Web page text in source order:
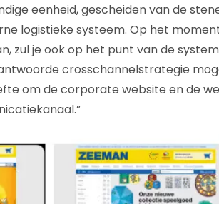
eenheid, gescheiden van de
logistieke systeem. Op het
zul je ook op het punt van de
crosschannelstrategie
om de corporate website en de